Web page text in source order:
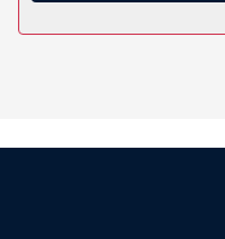
Geniet van een